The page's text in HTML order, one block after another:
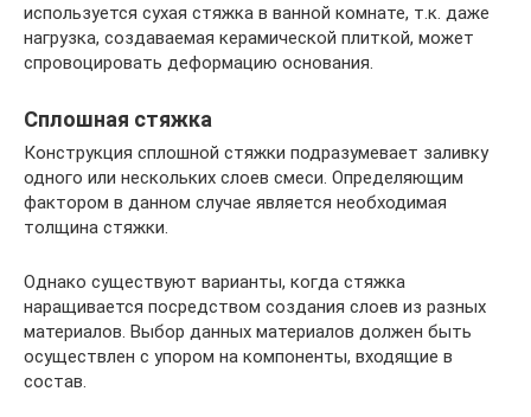
используется сухая стяжка в ванной комнате, т.к. даже
нагрузка, создаваемая керамической плиткой, может
спровоцировать деформацию основания.
Сплошная стяжка
Конструкция сплошной стяжки подразумевает заливку
одного или нескольких слоев смеси. Определяющим
фактором в данном случае является необходимая
толщина стяжки.
Однако существуют варианты, когда стяжка
наращивается посредством создания слоев из разных
материалов. Выбор данных материалов должен быть
осуществлен с упором на компоненты, входящие в
состав.